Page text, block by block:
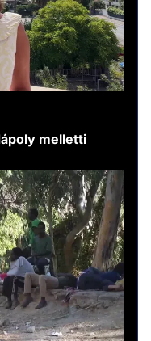
melletti